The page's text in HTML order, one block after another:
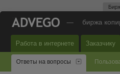
— биржа
Работа в интернете Заказчику
Ответы на вопросы